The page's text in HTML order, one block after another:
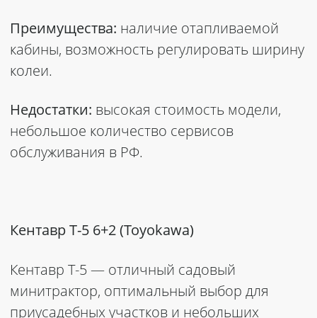
Преимущества: наличие отапливаемой
кабины, возможность регулировать ширину
колеи.
Недостатки: высокая стоимость модели,
небольшое количество сервисов
обслуживания в РФ.
Кентавр Т-5 6+2 (Toyokawa)
Кентавр Т-5 — отличный садовый
минитрактор, оптимальный выбор для
приусадебных участков и небольших